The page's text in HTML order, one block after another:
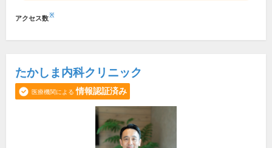
アクセス数※
たかしま内科クリニック
医療機関による 情報認証済み